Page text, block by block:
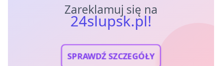
Zareklamuj się na
24slupsk.pl!
SPRAWDŹ SZCZEGÓŁY